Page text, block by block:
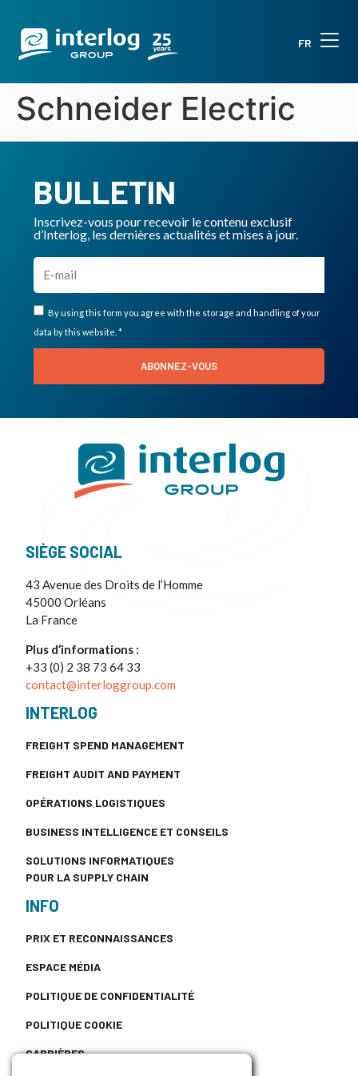
FR
Schneider Electric
BULLETIN
Inscrivez-vous pour recevoir le contenu exclusif
d’Interlog, les dernières actualités et mises à jour.
By using this form you agree with the storage and handling of your
data by this website. *
ABONNEZ-VOUS
SIÈGE SOCIAL
43 Avenue des Droits de l’Homme
45000 Orléans
La France
Plus d’informations :
+33 (0) 2 38 73 64 33
contact@interloggroup.com
INTERLOG
FREIGHT SPEND MANAGEMENT
FREIGHT AUDIT AND PAYMENT
OPÉRATIONS LOGISTIQUES
BUSINESS INTELLIGENCE ET CONSEILS
SOLUTIONS INFORMATIQUES
POUR LA SUPPLY CHAIN
INFO
PRIX ET RECONNAISSANCES
ESPACE MÉDIA
POLITIQUE DE CONFIDENTIALITÉ
POLITIQUE COOKIE
CARRIÈRES